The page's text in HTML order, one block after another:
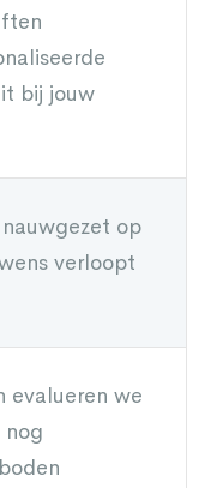
bij jouw
op
verloopt
evalueren we